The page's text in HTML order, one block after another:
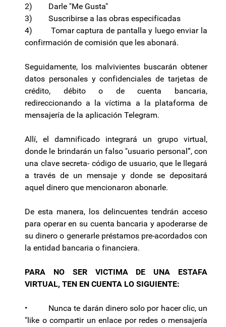
2) Darle "Me Gusta"
3) Suscribirse a las obras especificadas
4) Tomar captura de pantalla y luego enviar la
confirmación de comisión que les abonará.
Seguidamente, los malvivientes buscarán obtener
datos personales y confidenciales de tarjetas de
crédito, débito o de cuenta bancaria,
redireccionando a la víctima a la plataforma de
mensajería de la aplicación Telegram.
Allí, el damnificado integrará un grupo virtual,
donde le brindarán un falso "usuario personal”, con
una clave secreta- código de usuario, que le llegará
a través de un mensaje y donde se depositará
aquel dinero que mencionaron abonarle.
De esta manera, los delincuentes tendrán acceso
para operar en su cuenta bancaria y apoderarse de
su dinero o generarle préstamos pre-acordados con
la entidad bancaria o financiera.
PARA NO SER VICTIMA DE UNA ESTAFA
VIRTUAL, TEN EN CUENTA LO SIGUIENTE:
• Nunca te darán dinero solo por hacer clic, un
"like o compartir un enlace por redes o mensajería